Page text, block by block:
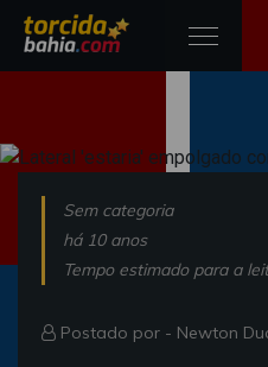
Sem categoria
há 10 anos
Tempo estimado para a
Postado por - Newton